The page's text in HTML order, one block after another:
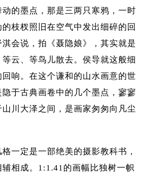
的墨点，那是三两只寒鸦，一时
枝杈照旧在空气中发出细碎的回
会说，拍《聂隐娘》，其实就是
云、等鸟儿散去。侯导就这般细
响。在这个谦和的山水画意的世
隐于古典画卷中的几个墨点，寥寥
川大泽之间，是画家匆匆向凡尘
一定是一部绝美的摄影教科书，
相成。1:1.41的画幅比独树一帜